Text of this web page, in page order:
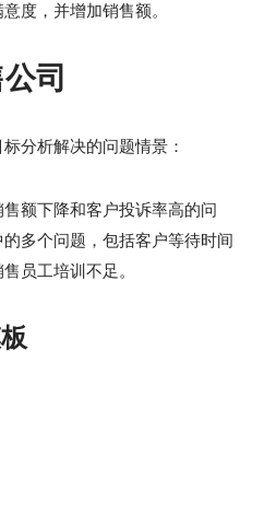
度，并增加销售额。
司
分析解决的问题情景：
额下降和客户投诉率高的问
多个问题，包括客户等待时间
员工培训不足。